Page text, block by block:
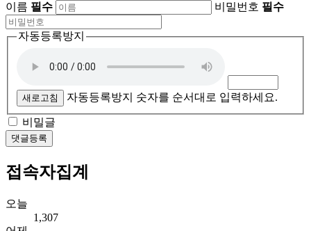
이름 필수 비밀번호 필수
자동등록방지
새로고침 자동등록방지 숫자를 순서대로 입력하세요.
비밀글
댓글등록
접속자집계
오늘
1,307